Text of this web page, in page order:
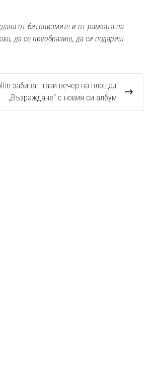
от битовизмите и от рамката на
да се преобразиш, да си подариш
забиват тази вечер на площад
„Възраждане“ с новия си албум